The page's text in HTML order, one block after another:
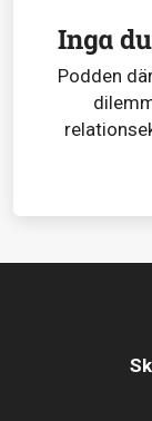
Inga
Podden